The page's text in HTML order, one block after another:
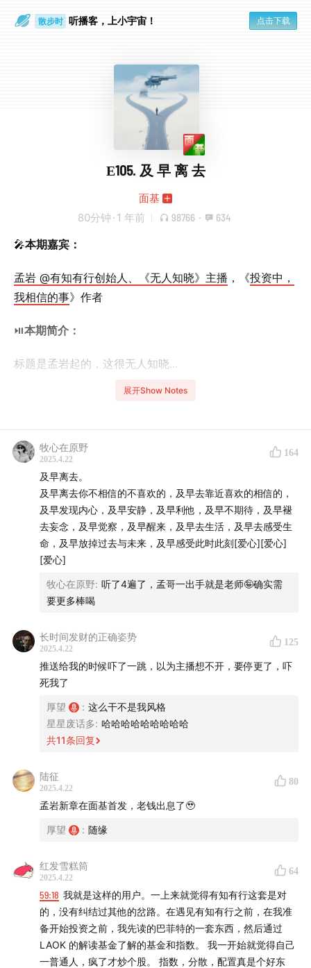
通勤路上 听播客，上小宇宙！ 点击下载
E105. 及 早 离 去
面基
80分钟 · 1 年前 98766 · 634
🎤本期嘉宾：
孟岩 @有知有行创始人、《无人知晓》主播 ，《投资中，
我相信的事》作者
⏯️本期简介：
标题是孟岩起的，这很无人知晓...
孟岩最近出了第二本跟投资有关的小册子，我们借这本
好？关于完全投资贝塔能获得哪些阿尔法？有知有行到底
想做成什么目标等等。
我们还聊了这期节目封面背后的小故事、理想中的投顾、
能力圈和投资的本质...
欢迎收听本期节目。
感谢@仝仝、港港对节目制作的帮助。
🎯时间轴：
投资实证的压力：千万双眼睛的凝视和质疑
当你完全投资在β上，而中国的β又比较弱，怎么
12:33 如何看待12%的预期年化收益？
为什么能在波动上和中证全指亦步亦趋，但是长期又
大幅跑赢
20:48 有知有行的温度计，和基于此的择时
决策是过程导向的，短期涨跌觉过不由决策质量决
2017年实证至今，做对了哪些事？
展开Show Notes
牧心在原野
2025.4.22
164
及早离去。
及早离去你不相信的不喜欢的，及早去靠近喜欢的相信的，
及早发现内心，及早安静，及早利他，及早不期待，及早褪
去妄念，及早觉察，及早醒来，及早去生活，及早去感受生
命，及早放掉过去与未来，及早感受此时此刻[爱心][爱心]
[爱心]
牧心在原野: 听了4遍了，孟哥一出手就是老师🤪确实需
要更多棒喝
长时间发财的正确姿势
2025.4.22
125
推送给我的时候吓了一跳，以为主播想不开，要停更了，吓
死我了
厚望 : 这么干不是我风格
星星废话多: 哈哈哈哈哈哈哈哈哈
共11条回复
陆征
2025.4.22
80
孟岩新章在面基首发，老钱出息了🥹
厚望 : 随缘
红发雪糕筒
2025.4.22
64
59:18 我就是这样的用户。一上来就觉得有知有行这套是对
的，没有纠结过其他的岔路。在遇见有知有行之前，在我准
备开始投资之前，我先读的巴菲特的一套东西，然后通过
LAOK 的解读基金了解的基金和指数。 我一开始就觉得自己
一普通人，疯了才炒个股。 指数，分散，配置真是个好东